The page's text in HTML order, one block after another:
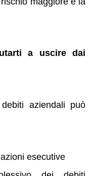
a uscire dai
aziendali può
esecutive